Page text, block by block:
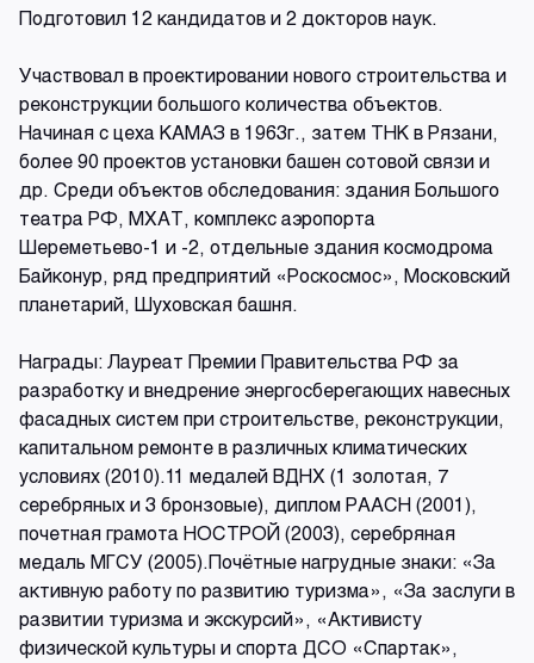
Подготовил 12 кандидатов и 2 докторов наук.
Участвовал в проектировании нового строительства и
реконструкции большого количества объектов.
Начиная с цеха КАМАЗ в 1963г., затем ТНК в Рязани,
более 90 проектов установки башен сотовой связи и
др. Среди объектов обследования: здания Большого
театра РФ, МХАТ, комплекс аэропорта
Шереметьево-1 и -2, отдельные здания космодрома
Байконур, ряд предприятий «Роскосмос», Московский
планетарий, Шуховская башня.
Награды: Лауреат Премии Правительства РФ за
разработку и внедрение энергосберегающих навесных
фасадных систем при строительстве, реконструкции,
капитальном ремонте в различных климатических
условиях (2010).11 медалей ВДНХ (1 золотая, 7
серебряных и 3 бронзовые), диплом РААСН (2001),
почетная грамота НОСТРОЙ (2003), серебряная
медаль МГСУ (2005).Почётные нагрудные знаки: «За
активную работу по развитию туризма», «За заслуги в
развитии туризма и экскурсий», «Активисту
физической культуры и спорта ДСО «Спартак»,